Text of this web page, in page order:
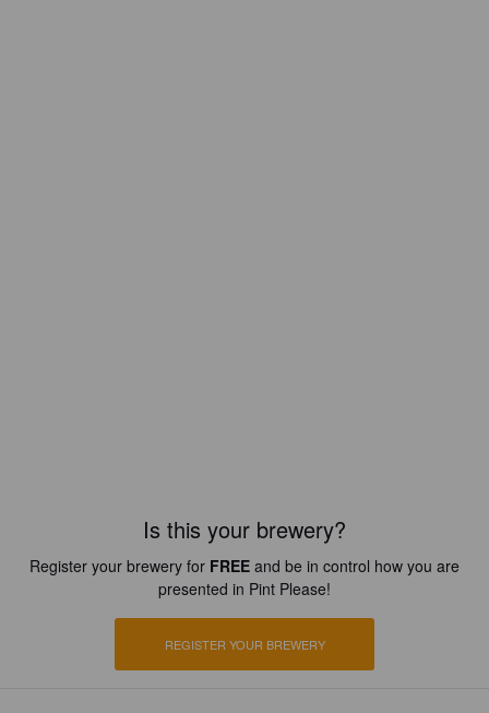
Is this your brewery?
Register your brewery for FREE and be in control how you are
presented in Pint Please!
REGISTER YOUR BREWERY